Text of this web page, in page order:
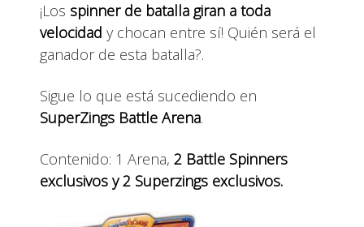
¡Los spinner de batalla giran a toda
velocidad y chocan entre sí! Quién será el
ganador de esta batalla?.
Sigue lo que está sucediendo en
SuperZings Battle Arena.
Contenido: 1 Arena,2 Battle Spinners
exclusivos y 2 Superzings exclusivos.